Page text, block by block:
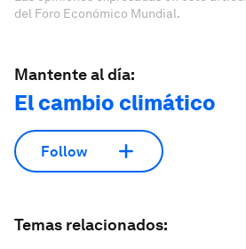
del Foro Económico Mundial.
Mantente al día:
El cambio climático
Follow
Temas relacionados: